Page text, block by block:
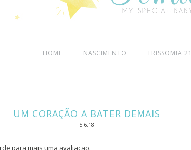
HOME NASCIMENTO TRISSOMIA 21
UM CORAÇÃO A BATER DEMAIS
5.6.18
para mais uma avaliação.